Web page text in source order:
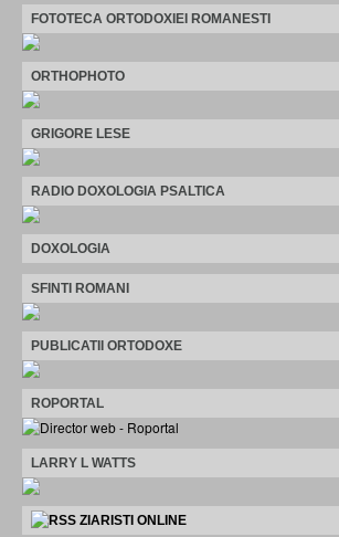
FOTOTECA ORTODOXIEI ROMANESTI
ORTHOPHOTO
GRIGORE LESE
RADIO DOXOLOGIA PSALTICA
DOXOLOGIA
SFINTI ROMANI
PUBLICATII ORTODOXE
ROPORTAL
LARRY L WATTS
ZIARISTI ONLINE